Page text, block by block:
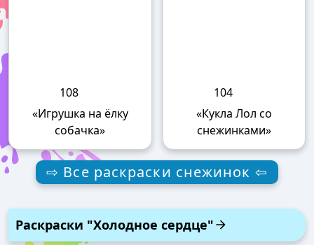
«Игрушка на ёлку
«Кукла Лол со
снежинками»